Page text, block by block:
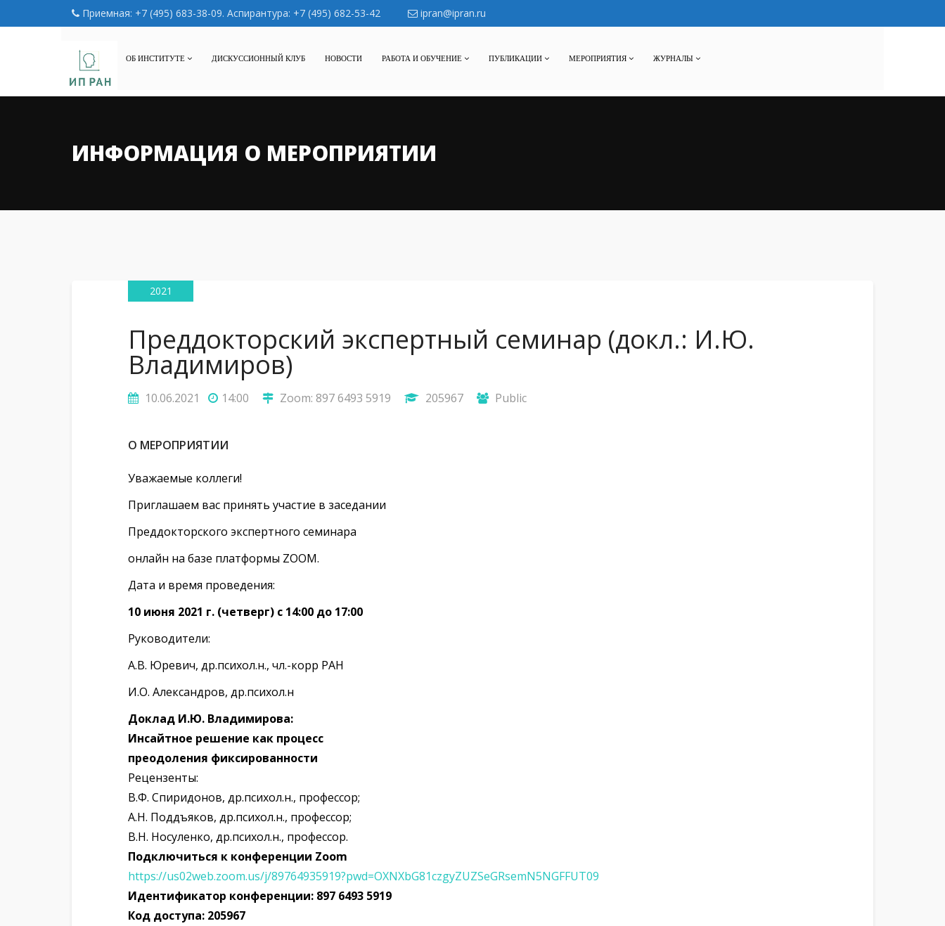
Приемная: +7 (495) 683-38-09. Аспирантура: +7 (495) 682-53-42 ipran@ipran.ru
ОБ ИНСТИТУТЕ ДИСКУССИОННЫЙ КЛУБ НОВОСТИ РАБОТА И ОБУЧЕНИЕ ПУБЛИКАЦИИ МЕРОПРИЯТИЯ ЖУРНАЛЫ
ИНФОРМАЦИЯ О МЕРОПРИЯТИИ
2021
Преддокторский экспертный семинар (докл.: И.Ю.
Владимиров)
10.06.2021 14:00 Zoom: 897 6493 5919 205967 Public
О МЕРОПРИЯТИИ
Уважаемые коллеги!
Приглашаем вас принять участие в заседании
Преддокторского экспертного семинара
онлайн на базе платформы ZOOM.
Дата и время проведения:
10 июня 2021 г. (четверг) с 14:00 до 17:00
Руководители:
А.В. Юревич, др.психол.н., чл.-корр РАН
И.О. Александров, др.психол.н
Доклад И.Ю. Владимирова:
Инсайтное решение как процесс
преодоления фиксированности
Рецензенты:
В.Ф. Спиридонов, др.психол.н., профессор;
А.Н. Поддъяков, др.психол.н., профессор;
В.Н. Носуленко, др.психол.н., профессор.
Подключиться к конференции Zoom
https://us02web.zoom.us/j/89764935919?pwd=OXNXbG81czgyZUZSeGRsemN5NGFFUT09
Идентификатор конференции: 897 6493 5919
Код доступа: 205967